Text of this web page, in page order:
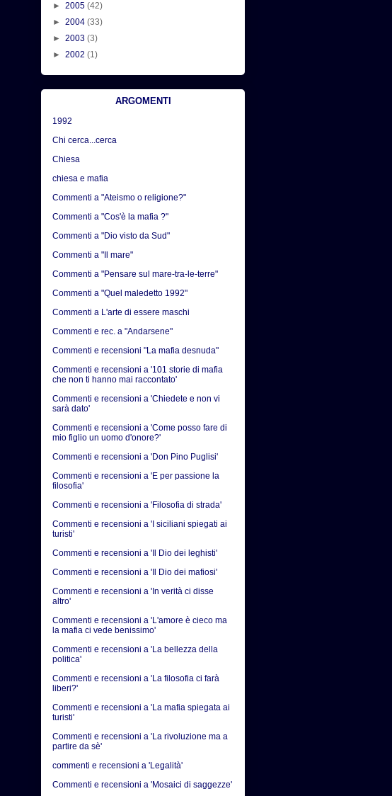
► 2005 (42)
► 2004 (33)
► 2003 (3)
► 2002 (1)
ARGOMENTI
1992
Chi cerca...cerca
Chiesa
chiesa e mafia
Commenti a "Ateismo o religione?"
Commenti a "Cos'è la mafia ?"
Commenti a "Dio visto da Sud"
Commenti a "Il mare"
Commenti a "Pensare sul mare-tra-le-terre"
Commenti a "Quel maledetto 1992"
Commenti a L'arte di essere maschi
Commenti e rec. a "Andarsene"
Commenti e recensioni "La mafia desnuda"
Commenti e recensioni a '101 storie di mafia
che non ti hanno mai raccontato'
Commenti e recensioni a 'Chiedete e non vi
sarà dato'
Commenti e recensioni a 'Come posso fare di
mio figlio un uomo d'onore?'
Commenti e recensioni a 'Don Pino Puglisi'
Commenti e recensioni a 'E per passione la
filosofia'
Commenti e recensioni a 'Filosofia di strada'
Commenti e recensioni a 'I siciliani spiegati ai
turisti'
Commenti e recensioni a 'Il Dio dei leghisti'
Commenti e recensioni a 'Il Dio dei mafiosi'
Commenti e recensioni a 'In verità ci disse
altro'
Commenti e recensioni a 'L'amore è cieco ma
la mafia ci vede benissimo'
Commenti e recensioni a 'La bellezza della
politica'
Commenti e recensioni a 'La filosofia ci farà
liberi?'
Commenti e recensioni a 'La mafia spiegata ai
turisti'
Commenti e recensioni a 'La rivoluzione ma a
partire da sè'
commenti e recensioni a 'Legalità'
Commenti e recensioni a 'Mosaici di saggezze'